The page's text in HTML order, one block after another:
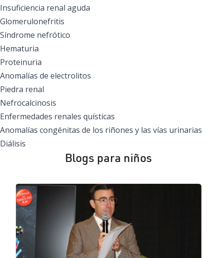
Insuficiencia renal aguda
Glomerulonefritis
Síndrome nefrótico
Hematuria
Proteinuria
Anomalías de electrolitos
Piedra renal
Nefrocalcinosis
Enfermedades renales quísticas
Anomalías congénitas de los riñones y las vías urinarias
Diálisis
Blogs para niños